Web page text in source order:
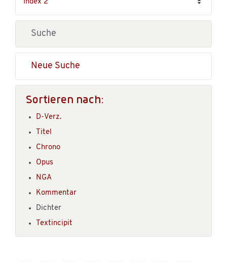
Neue Suche
Sortieren nach:
D-Verz.
Titel
Chrono
Opus
NGA
Kommentar
Dichter
Textincipit